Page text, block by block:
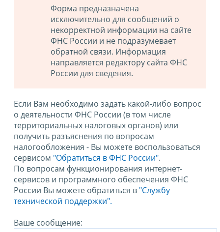
Форма предназначена
исключительно для сообщений о
некорректной информации на сайте
ФНС России и не подразумевает
обратной связи. Информация
направляется редактору сайта ФНС
России для сведения.
Если Вам необходимо задать какой-либо вопрос
о деятельности ФНС России (в том числе
территориальных налоговых органов) или
получить разъяснения по вопросам
налогообложения - Вы можете воспользоваться
сервисом "Обратиться в ФНС России".
По вопросам функционирования интернет-
сервисов и программного обеспечения ФНС
России Вы можете обратиться в "Службу
технической поддержки".
Ваше сообщение: